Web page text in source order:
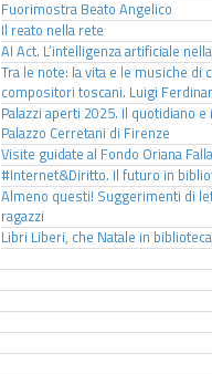
Fuorimostra Beato Angelico
Il reato nella rete
AI Act. L’intelligenza artificiale
Tra le note: la vita e le musiche di
compositori toscani. Luigi
Palazzi aperti 2025. Il quotidiano
Palazzo Cerretani di Firenze
Visite guidate al Fondo Oriana
#Internet&Diritto. Il futuro in
Almeno questi! Suggerimenti di
ragazzi
Libri Liberi, che Natale in biblioteca